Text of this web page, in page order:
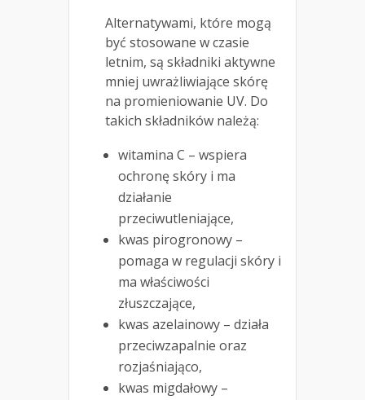
Alternatywami, które mogą
być stosowane w czasie
letnim, są składniki aktywne
mniej uwrażliwiające skórę
na promieniowanie UV. Do
takich składników należą:
witamina C – wspiera
ochronę skóry i ma
działanie
przeciwutleniające,
kwas pirogronowy –
pomaga w regulacji skóry i
ma właściwości
złuszczające,
kwas azelainowy – działa
przeciwzapalnie oraz
rozjaśniająco,
kwas migdałowy –